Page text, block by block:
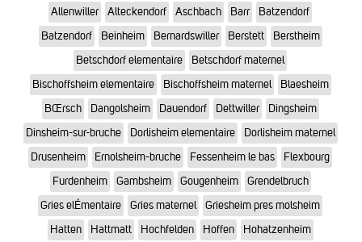
Allenwiller Alteckendorf Aschbach Barr
Batzendorf
Batzendorf
Beinheim Bernardswiller Berstett
Berstheim
Betschdorf elementaire
Betschdorf maternel
Bischoffsheim elementaire
Bischoffsheim maternel
Blaesheim
BŒrsch
Dangolsheim Dauendorf Dettwiller
Dingsheim
Dinsheim-sur-bruche
Dorlisheim elementaire
Dorlisheim maternel
Drusenheim
Ernolsheim-bruche Fessenheim le bas
Flexbourg
Furdenheim
Gambsheim Gougenheim
Grendelbruch
Gries elÉmentaire
Gries maternel
Griesheim pres molsheim
Hatten
Hattmatt Hochfelden Hoffen
Hohatzenheim